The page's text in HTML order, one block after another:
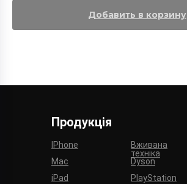
Добавить в корзину
Продукція
IPhone
Mac
iPad
Вживана
техніка
Dyson
PlayStation